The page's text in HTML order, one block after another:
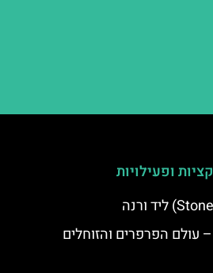
ופעילויות
עולם הפרפרים והזוחלים